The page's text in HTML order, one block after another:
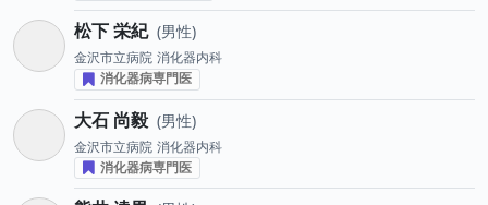
松下 栄紀 男性
金沢市立病院 消化器内科
消化器病専門医
大石 尚毅 男性
金沢市立病院 消化器内科
消化器病専門医